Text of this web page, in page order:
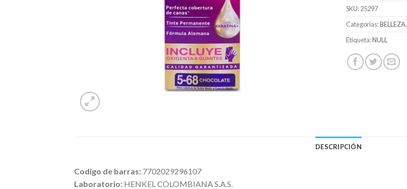
SKU:25297
Categorías:BELLEZA,
Etiqueta:NULL
DESCRIPCIÓN
Codigo de barras: 7702029296107
Laboratorio: HENKEL COLOMBIANA S.A.S.